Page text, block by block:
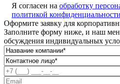
Я согласен на обработку
политикой конфиденциальности
Оформите заявку для
Заполните форму ниже, и наш
обсуждения индивидуальных